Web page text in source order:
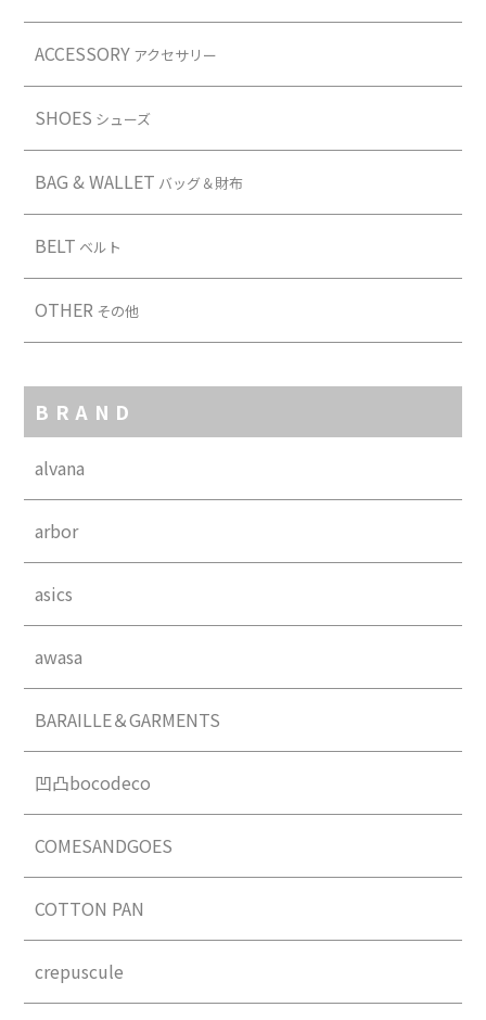
ACCESSORY アクセサリー
SHOES シューズ
BAG & WALLET バッグ＆財布
BELT ベルト
OTHER その他
BRAND
alvana
arbor
asics
awasa
BARAILLE＆GARMENTS
凹凸bocodeco
COMESANDGOES
COTTON PAN
crepuscule